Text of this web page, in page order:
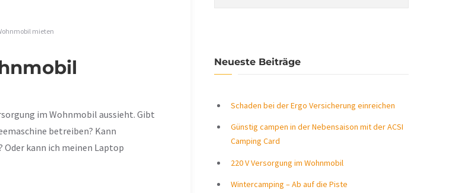
mieten
im Wohnmobil aussieht. Gibt
betreiben? Kann
kann ich meinen Laptop
Neueste Beiträge
Schaden bei der Ergo Versicherung einreichen
Günstig campen in der Nebensaison mit der ACSI
Camping Card
220 V Versorgung im Wohnmobil
Wintercamping – Ab auf die Piste